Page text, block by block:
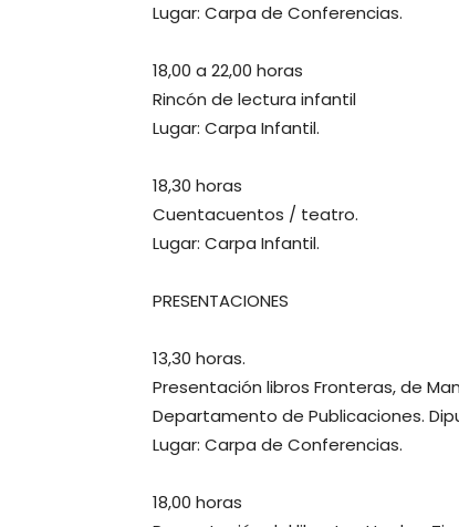
Lugar: Carpa de Conferencias.
18,00 a 22,00 horas
Rincón de lectura infantil
Lugar: Carpa Infantil.
18,30 horas
Cuentacuentos / teatro.
Lugar: Carpa Infantil.
PRESENTACIONES
13,30 horas.
Presentación libros Fronteras, de
Departamento de Publicaciones.
Lugar: Carpa de Conferencias.
18,00 horas